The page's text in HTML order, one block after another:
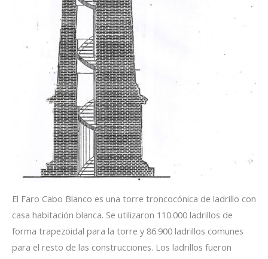
El Faro Cabo Blanco es una torre troncocónica de ladrillo con
casa habitación blanca. Se utilizaron 110.000 ladrillos de
forma trapezoidal para la torre y 86.900 ladrillos comunes
para el resto de las construcciones. Los ladrillos fueron